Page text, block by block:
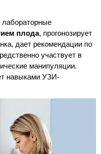
лабораторные
плода, прогонозирует
дает рекомендации по
участвует в
манипуляции.
навыками УЗИ-